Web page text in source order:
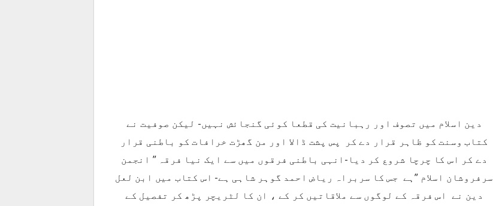
دین اسلام میں تصوف اور رہبانیت کی قطعا کوئی گنجائش نہیں- لیکن صوفیت نے
کتاب وسنت کو ظاہر قرار دے کر پس پشت ڈالا اور من گھڑت خرافات کو باطنی قرار
دے کر اس کا چرچا شروع کر دیا-انہی باطنی فرقوں میں سے ایک نیا فرقہ ” انجمن
سرفروشان اسلام ”ہے جس کا سربراہ ریاض احمد گوہر شاہی ہے- اس کتاب میں ابن لعل
دین نے اس فرقہ کے لوگوں سے ملاقاتیں کر کے ، ان کا لٹریچر پڑھ کر تفصیل کے